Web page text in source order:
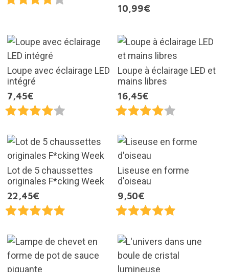
10,99€
Loupe avec éclairage LED
intégré
7,45€
Loupe à éclairage LED et
mains libres
16,45€
Lot de 5 chaussettes
originales F*cking Week
22,45€
Liseuse en forme
d'oiseau
9,50€